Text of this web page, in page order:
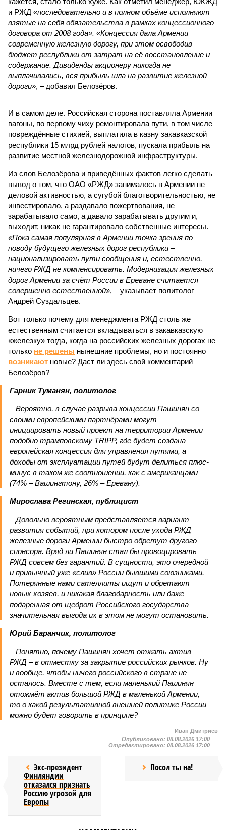
и РЖД «последовательно и в полном объёме исполняют
взятые на себя обязательства в рамках концессионного
договора от 2008 года». «Концессия дала Армении
современную железную дорогу, при этом освободив
бюджет республики от затрат на её восстановление и
содержание. Дивиденды акционеру никогда не
выплачивались, вся прибыль шла на развитие железной
дороги», – добавил Белозёров.
И в самом деле. Российская сторона поставляла Армении
вагоны, по первому чиху ремонтировала пути, в том числе
повреждённые стихией, выплатила в казну закавказской
республики 15 млрд рублей налогов, пускала прибыль на
развитие местной железнодорожной инфраструктуры.
Из слов Белозёрова и приведённых фактов легко сделать
вывод о том, что ОАО «РЖД» занималось в Армении не
деловой активностью, а сугубой благотворительностью, не
инвестировало, а раздавало пожертвования, не
зарабатывало само, а давало зарабатывать другим и,
выходит, никак не гарантировало собственные интересы.
«Пока самая популярная в Армении точка зрения по
поводу будущего железных дорог рес­публики –
национализировать пути сообщения и, естественно,
ничего РЖД не компенсировать. Модернизация железных
дорог Армении за счёт России в Ереване считается
совершенно естественной», – указывает политолог
Андрей Суздальцев.
Вот только почему для менеджмента РЖД столь же
естественным считается вкладываться в закавказскую
«железку» тогда, когда на российских железных дорогах не
только не решены нынешние проблемы, но и постоянно
возникают новые? Даст ли здесь свой комментарий
Белозёров?
Гарник Туманян, политолог
– Вероятно, в случае разрыва концессии Пашинян со
своими европейскими партнёрами могут
инициировать новый проект на территории Армении
подобно трамповскому TRIPP, где будет создана
европейская концессия для управления путями, а
доходы от эксплуатации путей будут делиться плюс-
минус в таком же соотношении, как с американцами
(74% – Вашингтону, 26% – Еревану).
Мирослава Регинская, публицист
– Довольно вероятным представляется вариант
развития событий, при котором после ухода РЖД
железные дороги Армении быстро обретут другого
спонсора. Вряд ли Пашинян стал бы провоцировать
РЖД совсем без гарантий. В сущности, это очередной
и привычный уже «слив» России бывшими союзниками.
Потерянные нами сателлиты ищут и обретают
новых хозяев, и никакая благодарность или даже
подаренная от щедрот Российского государства
значительная выгода их в этом не могут остановить.
Юрий Баранчик, политолог
– Понятно, почему Пашинян хочет отжать актив
РЖД – в отместку за закрытие российских рынков. Ну
и вообще, чтобы ничего российского в стране не
осталось. Вместе с тем, если маленький Пашинян
отожмёт актив большой РЖД в маленькой Армении,
то о какой результативной внешней политике России
можно будет говорить в принципе?
Иван Дмитриев
Опубликовано: 08.08.2026 17:00
Отредактировано: 08.08.2026 17:00
Экс-президент
Финляндии
отказался признать
Россию угрозой для
Европы
Посол ты на!